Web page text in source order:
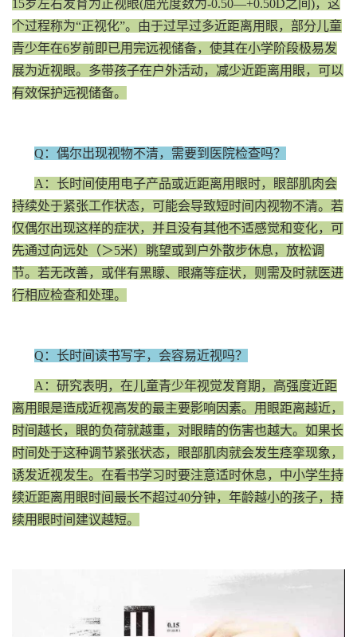
15岁左右发育为正视眼(屈光度数为-0.50—+0.50D之间)，这
个过程称为“正视化”。由于过早过多近距离用眼，部分儿童
青少年在6岁前即已用完远视储备，使其在小学阶段极易发
展为近视眼。多带孩子在户外活动，减少近距离用眼，可以
有效保护远视储备。
Q：偶尔出现视物不清，需要到医院检查吗？
A：长时间使用电子产品或近距离用眼时，眼部肌肉会
持续处于紧张工作状态，可能会导致短时间内视物不清。若
仅偶尔出现这样的症状，并且没有其他不适感觉和变化，可
先通过向远处（＞5米）眺望或到户外散步休息，放松调
节。若无改善，或伴有黑矇、眼痛等症状，则需及时就医进
行相应检查和处理。
Q：长时间读书写字，会容易近视吗？
A：研究表明，在儿童青少年视觉发育期，高强度近距
离用眼是造成近视高发的最主要影响因素。用眼距离越近，
时间越长，眼的负荷就越重，对眼睛的伤害也越大。如果长
时间处于这种调节紧张状态，眼部肌肉就会发生痉挛现象，
诱发近视发生。在看书学习时要注意适时休息，中小学生持
续近距离用眼时间最长不超过40分钟，年龄越小的孩子，持
续用眼时间建议越短。